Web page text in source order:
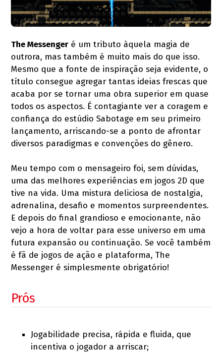
The Messenger é um tributo àquela magia de
outrora, mas também é muito mais do que isso.
Mesmo que a fonte de inspiração seja evidente, o
título consegue agregar tantas ideias frescas que
acaba por se tornar uma obra superior em quase
todos os aspectos. É contagiante ver a coragem e
confiança do estúdio Sabotage em seu primeiro
lançamento, arriscando-se a ponto de afrontar
diversos paradigmas e convenções do gênero.
Meu tempo com o mensageiro foi, sem dúvidas,
uma das melhores experiências em jogos 2D que
tive na vida. Uma mistura deliciosa de nostalgia,
adrenalina, desafio e momentos surpreendentes.
E depois do final grandioso e emocionante, não
vejo a hora de voltar para esse universo em uma
futura expansão ou continuação. Se você também
é fã de jogos de ação e plataforma, The
Messenger é simplesmente obrigatório!
Prós
Jogabilidade precisa, rápida e fluida, que
incentiva o jogador a arriscar;